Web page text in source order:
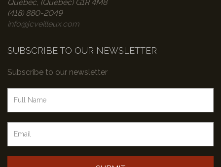
Québec, (Québec) G1R 4M8
(418) 880-2049
info@jcveilleux.com
SUBSCRIBE TO OUR NEWSLETTER
Subscribe to our newsletter